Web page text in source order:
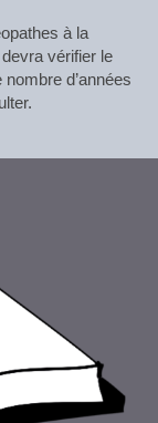
à la
vérifier le
d’années